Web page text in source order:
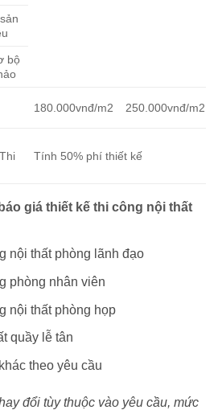
bộ
180.000vnđ/m2 250.000vnđ/m2
Tính 50% phí thiết kế
giá thiết kế thi công nội thất
nội thất phòng lãnh đạo
phòng nhân viên
nội thất phòng họp
quầy lễ tân
theo yêu cầu
đổi tùy thuộc vào yêu cầu, mức